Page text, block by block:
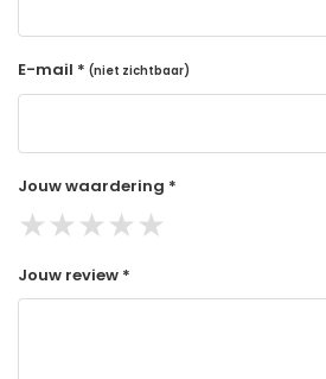
E-mail * (niet zichtbaar)
Jouw waardering *
★★★★★
Jouw review *